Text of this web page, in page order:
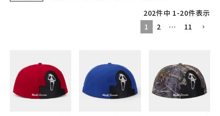
スニーカー・ブーツ
パンツ・ショーツ
202件中 1-20件表示
1
2 … 11